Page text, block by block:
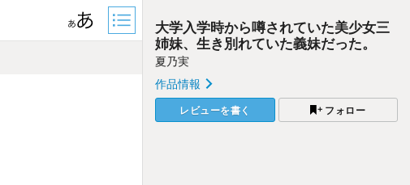
大学入学時から噂されていた美少女三
姉妹、生き別れていた義妹だった。
夏乃実
作品情報
レビューを書く フォロー